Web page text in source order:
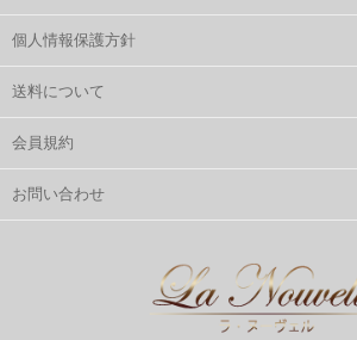
個人情報保護方針
送料について
会員規約
お問い合わせ